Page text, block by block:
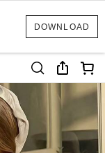
DOWNLOAD